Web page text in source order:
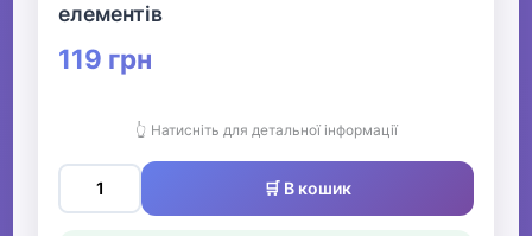
елементів
119 грн
👆 Натисніть для детальної інформації
🛒 В кошик